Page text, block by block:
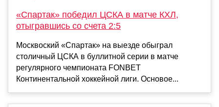
«Спартак» победил ЦСКА в матче КХЛ,
отыгравшись со счета 2:5
Москвоский «Спартак» на выезде обыграл
столичный ЦСКА в буллитной серии в матче
регулярного чемпионата FONBET
Континентальной хоккейной лиги. Основое...